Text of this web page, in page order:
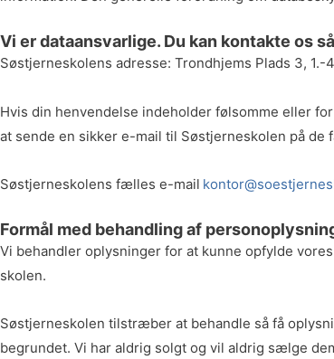
Vi er dataansvarlige. Du kan kontakte os
Søstjerneskolens adresse: Trondhjems Plads 3, 1.-
Hvis din henvendelse indeholder følsomme eller
at sende en sikker e-mail til Søstjerneskolen på
Søstjerneskolens fælles e-mail
Formål med behandling af
Vi behandler oplysninger for at kunne opfylde
skolen.
Søstjerneskolen tilstræber at behandle så få
begrundet. Vi har aldrig solgt og vil aldrig sælge